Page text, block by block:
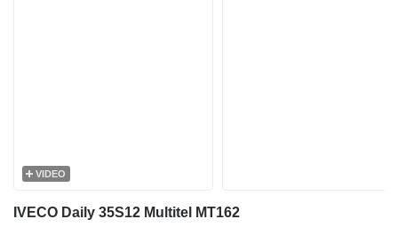
VIDEO
IVECO Daily 35S12 Multitel MT162